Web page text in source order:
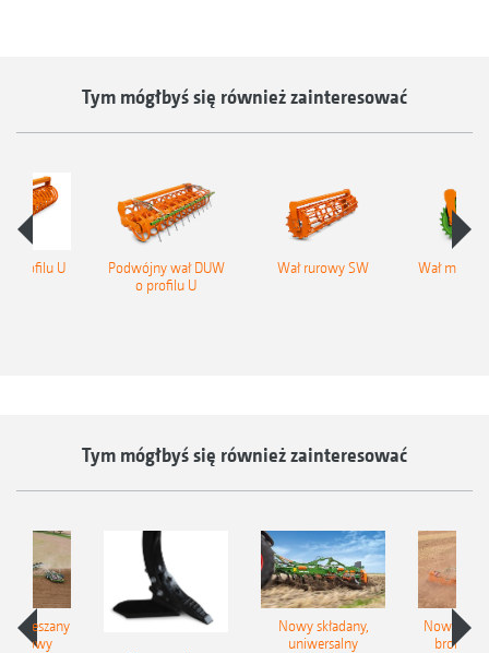
Tym mógłbyś się również zainteresować
o profilu U
Podwójny wał DUW
o profilu U
Wał rurowy SW
Wał
Tym mógłbyś się również zainteresować
Nowy składany,
uniwersalny
Nowe
brony